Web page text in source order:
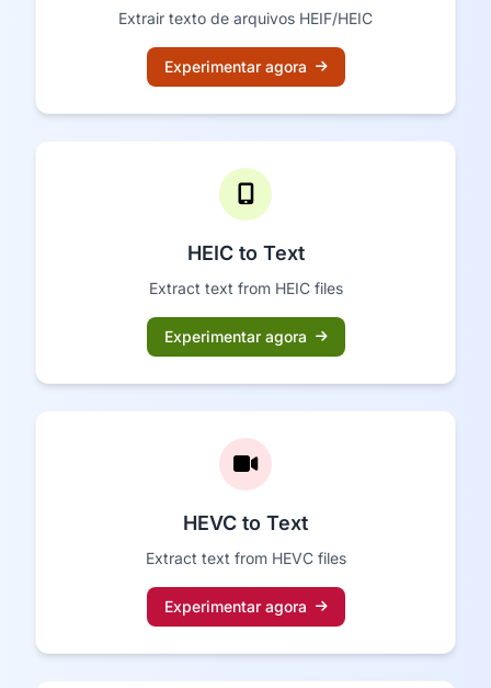
Extrair texto de arquivos HEIF/HEIC
Experimentar agora
HEIC to Text
Extract text from HEIC files
Experimentar agora
HEVC to Text
Extract text from HEVC files
Experimentar agora